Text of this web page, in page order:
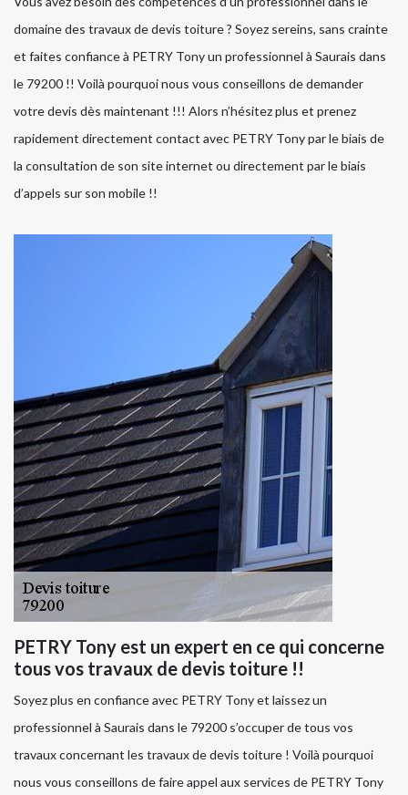
domaine des travaux de devis toiture ? Soyez sereins, sans crainte
et faites confiance à PETRY Tony un professionnel à Saurais dans
le 79200 !! Voilà pourquoi nous vous conseillons de demander
votre devis dès maintenant !!! Alors n’hésitez plus et prenez
rapidement directement contact avec PETRY Tony par le biais de
la consultation de son site internet ou directement par le biais
d’appels sur son mobile !!
PETRY Tony est un expert en ce qui concerne
tous vos travaux de devis toiture !!
Soyez plus en confiance avec PETRY Tony et laissez un
professionnel à Saurais dans le 79200 s’occuper de tous vos
travaux concernant les travaux de devis toiture ! Voilà pourquoi
nous vous conseillons de faire appel aux services de PETRY Tony